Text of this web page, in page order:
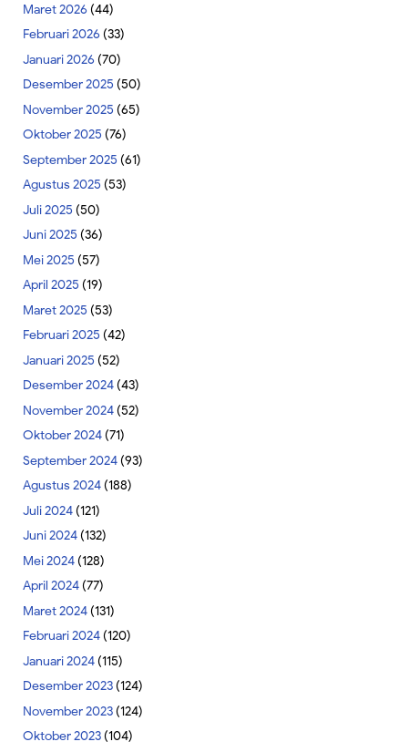
Maret 2026 (44)
Februari 2026 (33)
Januari 2026 (70)
Desember 2025 (50)
November 2025 (65)
Oktober 2025 (76)
September 2025 (61)
Agustus 2025 (53)
Juli 2025 (50)
Juni 2025 (36)
Mei 2025 (57)
April 2025 (19)
Maret 2025 (53)
Februari 2025 (42)
Januari 2025 (52)
Desember 2024(43)
November 2024(52)
Oktober 2024(71)
September 2024(93)
Agustus 2024(188)
Juli 2024(121)
Juni 2024(132)
Mei 2024(128)
April 2024(77)
Maret 2024(131)
Februari 2024(120)
Januari 2024(115)
Desember 2023(124)
November 2023(124)
Oktober 2023(104)